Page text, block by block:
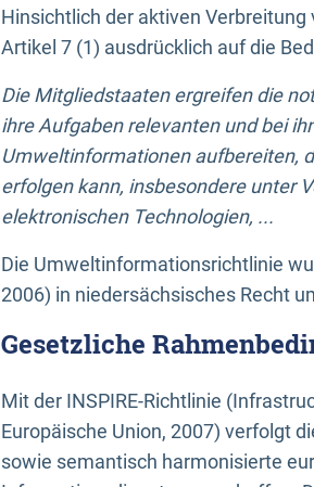
Hinsichtlich der aktiven
Artikel 7 (1) ausdrücklich auf die
Die Mitgliedstaaten ergreifen die
ihre Aufgaben relevanten und bei
Umweltinformationen aufbereiten,
erfolgen kann, insbesondere unter
elektronischen Technologien, ...
Die Umweltinformationsrichtlinie
2006) in niedersächsisches Recht
Gesetzliche
Mit der INSPIRE-Richtlinie
Europäische Union, 2007) verfolgt
sowie semantisch harmonisierte